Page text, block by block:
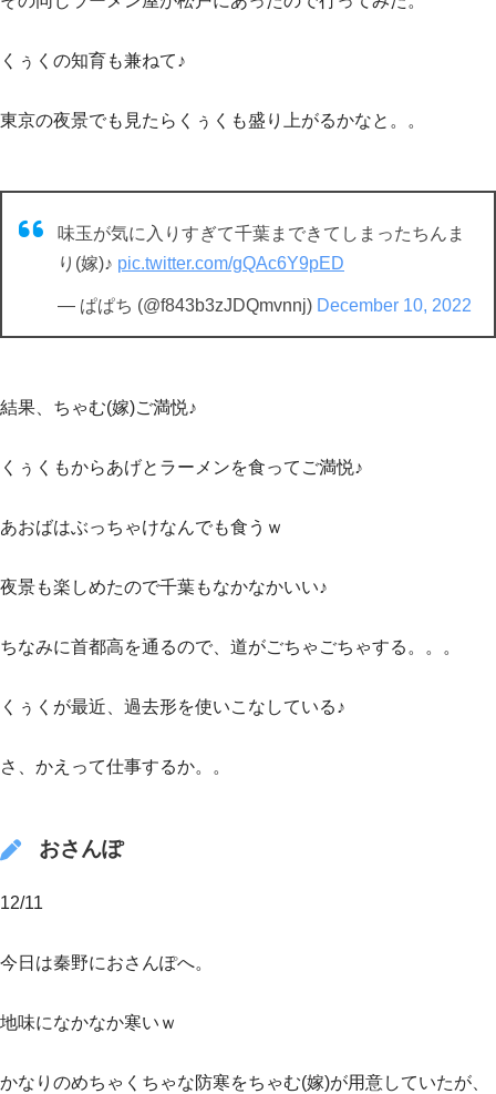
くぅくの知育も兼ねて♪
東京の夜景でも見たらくぅくも盛り上がるかなと。。
味玉が気に入りすぎて千葉まできてしまったちんま
り(嫁)♪ pic.twitter.com/gQAc6Y9pED
— ぱぱち (@f843b3zJDQmvnnj) December 10, 2022
結果、ちゃむ(嫁)ご満悦♪
くぅくもからあげとラーメンを食ってご満悦♪
あおばはぶっちゃけなんでも食うｗ
夜景も楽しめたので千葉もなかなかいい♪
ちなみに首都高を通るので、道がごちゃごちゃする。。。
くぅくが最近、過去形を使いこなしている♪
さ、かえって仕事するか。。
おさんぽ
12/11
今日は秦野におさんぽへ。
地味になかなか寒いｗ
かなりのめちゃくちゃな防寒をちゃむ(嫁)が用意していたが、